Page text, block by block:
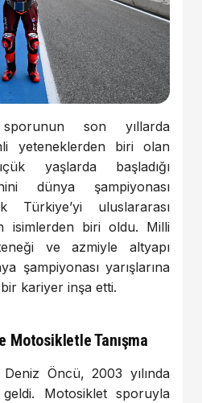
son yıllarda
yeteneklerden biri olan
yaşlarda başladığı
dünya şampiyonası
Türkiye’yi uluslararası
isimlerden biri oldu. Milli
ve azmiyle altyapı
şampiyonası yarışlarına
kariyer inşa etti.
Motosikletle Tanışma
Öncü, 2003 yılında
geldi. Motosiklet sporuyla